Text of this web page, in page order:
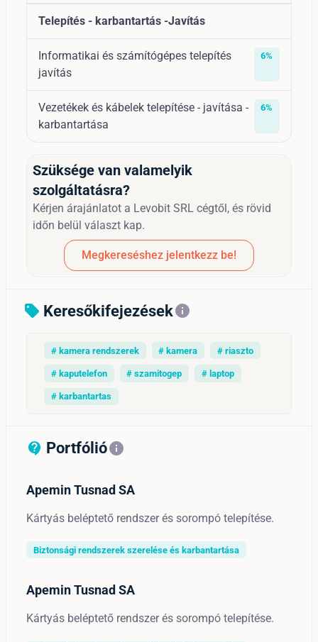
Telepítés - karbantartás -Javítás
Informatikai és számítógépes telepítés
javítás
6%
Vezetékek és kábelek telepítése - javítása -
karbantartása
6%
Szüksége van valamelyik
szolgáltatásra?
Kérjen árajánlatot a Levobit SRL cégtől, és rövid
időn belül választ kap.
Megkereséshez jelentkezz be!
sell Keresőkifejezésekinfo
# kamera rendszerek # kamera # riaszto
# kaputelefon # szamitogep # laptop
# karbantartas
contact_support_outline
Portfólióinfo
Apemin Tusnad SA
Kártyás beléptető rendszer és sorompó telepítése.
Biztonsági rendszerek szerelése és karbantartása
Apemin Tusnad SA
Kártyás beléptető rendszer és sorompó telepítése.